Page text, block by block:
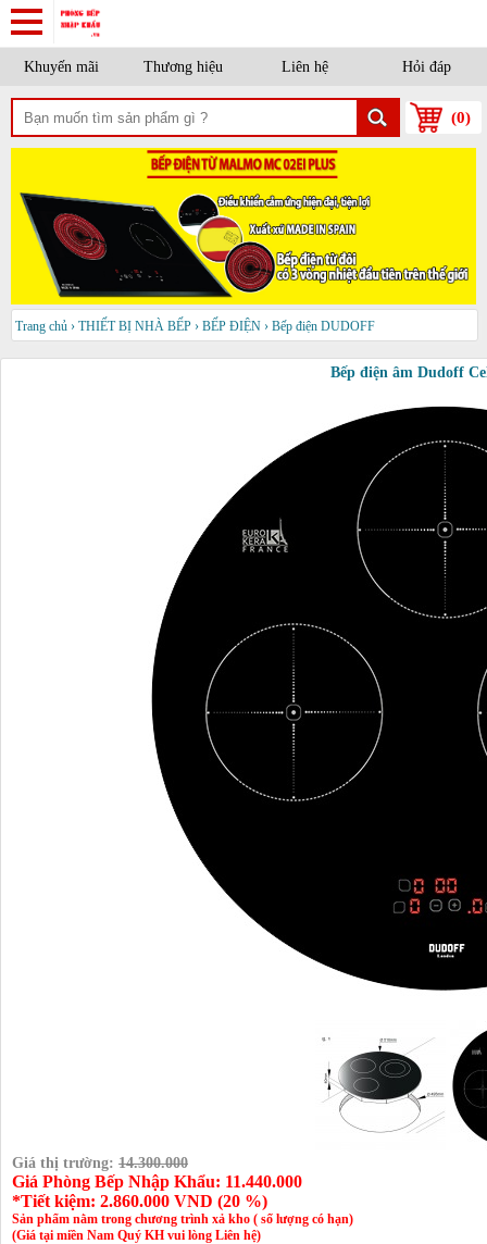
Khuyến mãi Thương hiệu Liên hệ Hỏi đáp
(0)
Trang chủ › THIẾT BỊ NHÀ BẾP › BẾP ĐIỆN › Bếp điện DUDOFF
Bếp điện âm Dudoff
Giá thị trường: 14.300.000
Giá Phòng Bếp Nhập Khẩu: 11.440.000
*Tiết kiệm: 2.860.000 VND (20 %)
Sản phẩm nằm trong chương trình xả kho ( số lượng có hạn)
(Giá tại miền Nam Quý KH vui lòng Liên hệ)